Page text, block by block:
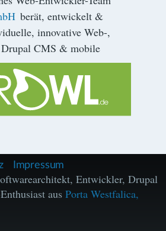
berät, entwickelt &
innovative Web-,
CMS & mobile
Impressum
Entwickler, Drupal
aus Porta Westfalica,